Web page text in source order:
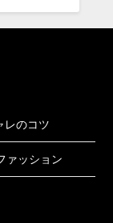
レのコツ
ァッション